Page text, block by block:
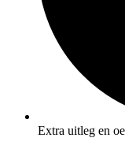
Extra uitleg en